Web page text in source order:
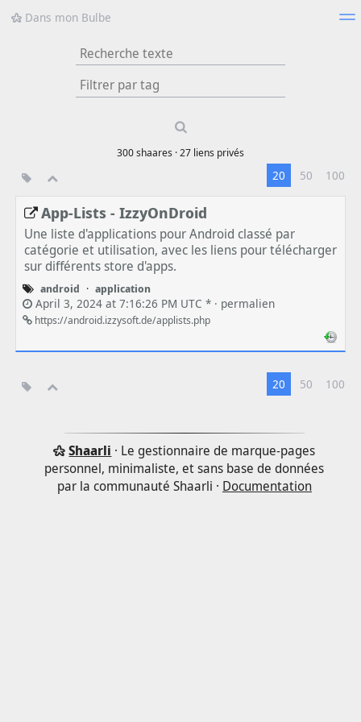
Dans mon Bulbe
Nuage de tags Mur d'images
results.
300shaares ·27liens privés
20 50 100
App-Lists - IzzyOnDroid
Une liste d'applications pour Android classé par
catégorie et utilisation, avec les liens pour télécharger
sur différents store d'apps.
android · application
April 3, 2024 at 7:16:26 PM UTC * · permalien
https://android.izzysoft.de/applists.php
20 50 100
Shaarli · Le gestionnaire de marque-pages
personnel, minimaliste, et sans base de données
par la communauté Shaarli · Documentation